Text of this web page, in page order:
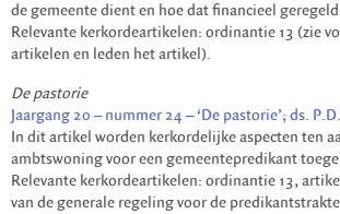
de gemeente dient en hoe dat financieel
Relevante kerkordeartikelen: ordinantie 13 (zie
artikelen en leden het artikel).
De pastorie
Jaargang 20 – nummer 24 – ‘De pastorie’; ds.
In dit artikel worden kerkordelijke aspecten ten
ambtswoning voor een gemeentepredikant
Relevante kerkordeartikelen: ordinantie 13,
van de generale regeling voor de